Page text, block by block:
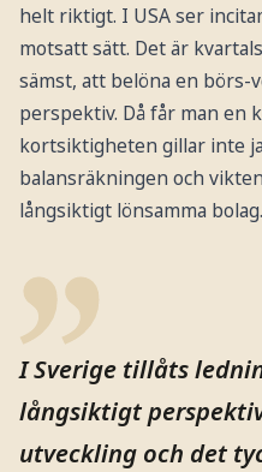
helt riktigt. I USA ser
motsatt sätt. Det är
sämst, att belöna en börs-
perspektiv. Då får man en
kortsiktigheten gillar inte
balansräkningen och
långsiktigt lönsamma bolag.
I Sverige tillåts
långsiktigt
utveckling och det